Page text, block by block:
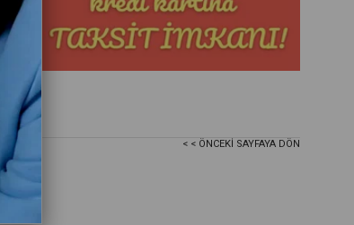
< < ÖNCEKI SAYFAYA DÖN